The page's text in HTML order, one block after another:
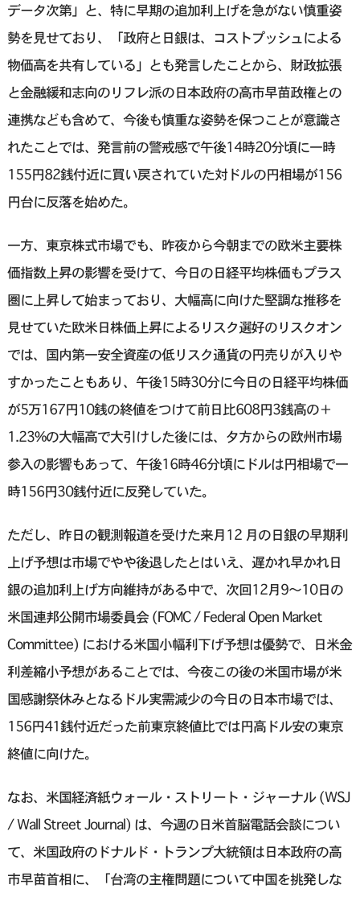
データ次第」と、特に早期の追加利上げを急がない慎重姿
勢を見せており、「政府と日銀は、コストプッシュによる
物価高を共有している」とも発言したことから、財政拡張
と金融緩和志向のリフレ派の日本政府の高市早苗政権との
連携なども含めて、今後も慎重な姿勢を保つことが意識さ
れたことでは、発言前の警戒感で午後14時20分頃に一時
155円82銭付近に買い戻されていた対ドルの円相場が156
円台に反落を始めた。
一方、東京株式市場でも、昨夜から今朝までの欧米主要株
価指数上昇の影響を受けて、今日の日経平均株価もプラス
圏に上昇して始まっており、大幅高に向けた堅調な推移を
見せていた欧米日株価上昇によるリスク選好のリスクオン
では、国内第一安全資産の低リスク通貨の円売りが入りや
すかったこともあり、午後15時30分に今日の日経平均株価
が5万167円10銭の終値をつけて前日比608円3銭高の＋
1.23%の大幅高で大引けした後には、夕方からの欧州市場
参入の影響もあって、午後16時46分頃にドルは円相場で一
時156円30銭付近に反発していた。
ただし、昨日の観測報道を受けた来月12 月の日銀の早期利
上げ予想は市場でやや後退したとはいえ、遅かれ早かれ日
銀の追加利上げ方向維持がある中で、次回12月9〜10日の
米国連邦公開市場委員会 (FOMC / Federal Open Market
Committee) における米国小幅利下げ予想は優勢で、日米金
利差縮小予想があることでは、今夜この後の米国市場が米
国感謝祭休みとなるドル実需減少の今日の日本市場では、
156円41銭付近だった前東京終値比では円高ドル安の東京
終値に向けた。
なお、米国経済紙ウォール・ストリート・ジャーナル (WSJ
/ Wall Street Journal) は、今週の日米首脳電話会談につい
て、米国政府のドナルド・トランプ大統領は日本政府の高
市早苗首相に、「台湾の主権問題について中国を挑発しな